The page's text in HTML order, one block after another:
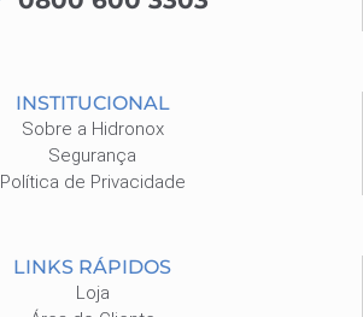
INSTITUCIONAL
Sobre a Hidronox
Segurança
Política de Privacidade
LINKS RÁPIDOS
Loja